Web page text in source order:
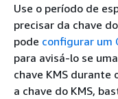
Use o período de
precisar da chave
pode configurar um
para avisá-lo se
chave KMS durante
a chave do KMS,